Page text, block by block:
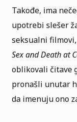
Takođe, ima
upotrebi slešer
seksualni
Sex and Death at
oblikovali čitave
pronašli unutar
da imenuju ono